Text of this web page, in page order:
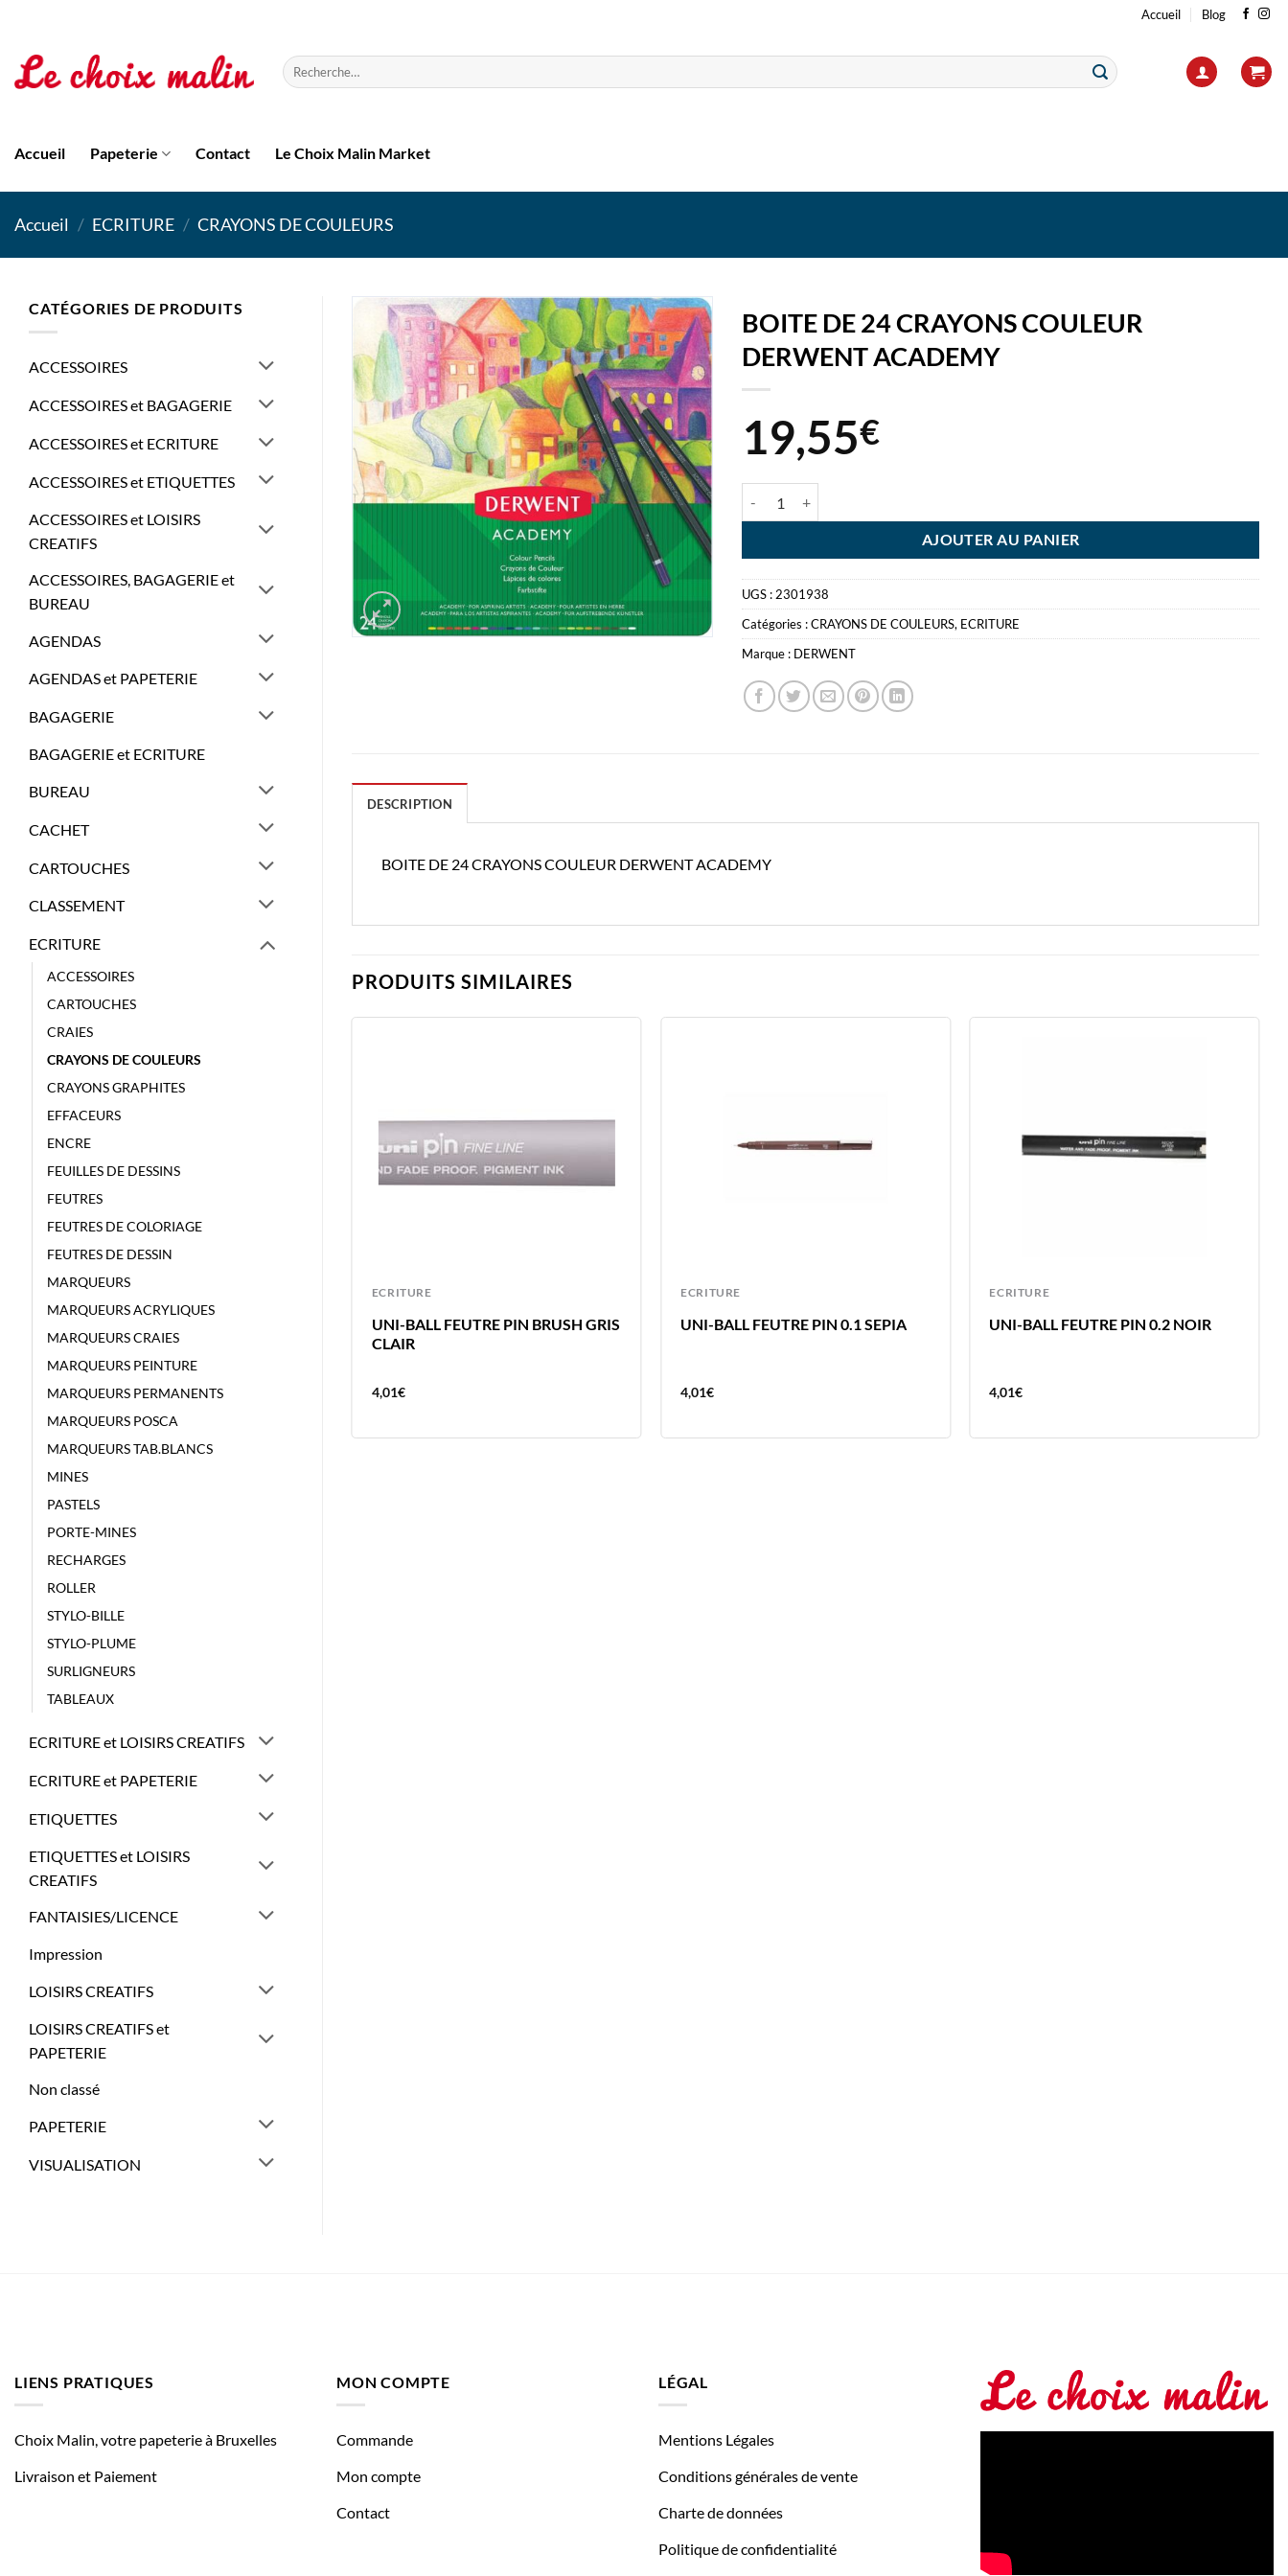
contenu
Accueil Blog
Recherche
pour :
Accueil Papeterie Contact Le Choix Malin Market
Accueil / ECRITURE / CRAYONS DE COULEURS
CATÉGORIES DE PRODUITS
ACCESSOIRES
ACCESSOIRES et BAGAGERIE
ACCESSOIRES et ECRITURE
ACCESSOIRES et ETIQUETTES
ACCESSOIRES et LOISIRS
CREATIFS
ACCESSOIRES, BAGAGERIE et
BUREAU
AGENDAS
AGENDAS et PAPETERIE
BAGAGERIE
BAGAGERIE et ECRITURE
BUREAU
CACHET
CARTOUCHES
CLASSEMENT
ECRITURE
ACCESSOIRES
CARTOUCHES
CRAIES
CRAYONS DE COULEURS
CRAYONS GRAPHITES
EFFACEURS
ENCRE
FEUILLES DE DESSINS
FEUTRES
FEUTRES DE COLORIAGE
FEUTRES DE DESSIN
MARQUEURS
MARQUEURS ACRYLIQUES
MARQUEURS CRAIES
MARQUEURS PEINTURE
MARQUEURS PERMANENTS
MARQUEURS POSCA
MARQUEURS TAB.BLANCS
MINES
PASTELS
PORTE-MINES
RECHARGES
ROLLER
STYLO-BILLE
STYLO-PLUME
SURLIGNEURS
TABLEAUX
ECRITURE et LOISIRS CREATIFS
ECRITURE et PAPETERIE
ETIQUETTES
ETIQUETTES et LOISIRS
CREATIFS
FANTAISIES/LICENCE
Impression
LOISIRS CREATIFS
LOISIRS CREATIFS et
PAPETERIE
Non classé
PAPETERIE
VISUALISATION
BOITE DE 24 CRAYONS COULEUR
DERWENT ACADEMY
19,55€
AJOUTER AU PANIER
UGS : 2301938
Catégories :CRAYONS DE COULEURS, ECRITURE
Marque : DERWENT
DESCRIPTION
BOITE DE 24 CRAYONS COULEUR DERWENT ACADEMY
PRODUITS SIMILAIRES
ECRITURE
UNI-BALL FEUTRE PIN BRUSH GRIS
CLAIR
4,01€
ECRITURE
UNI-BALL FEUTRE PIN 0.1 SEPIA
4,01€
ECRITURE
UNI-BALL FEUTRE PIN 0.2 NOIR
4,01€
ECRITURE
CLAIR
4,01€
LIENS PRATIQUES
Choix Malin, votre papeterie à Bruxelles
Livraison et Paiement
MON COMPTE
Commande
Mon compte
Contact
LÉGAL
Mentions Légales
Conditions générales de vente
Charte de données
Politique de confidentialité